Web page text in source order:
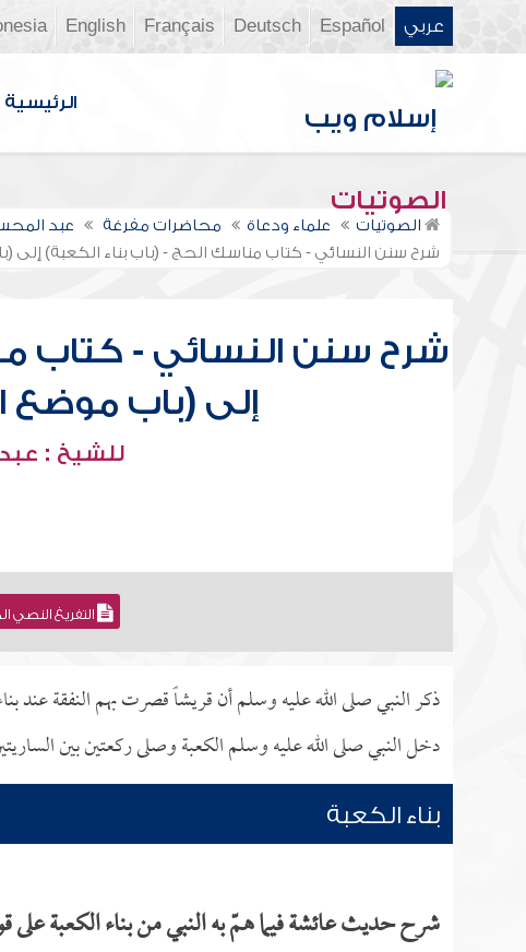
عربي Español
Deutsch
Français
English
الرئيسية
الصوتيات
الصوتيات علماء ودعاة محاضرات مفرغة عبد
شرح سنن النسائي - كتاب مناسك الحج - (باب بناء الكعبة) إلى
شرح سنن النسائي - كتاب
إلى (باب موضع
للشيخ :
التفريغ النصي
ذكر النبي صلى الله عليه وسلم أن قريشاً قصرت بهم النفقة عند
دخل النبي صلى الله عليه وسلم الكعبة وصلى ركعتين بين
بناء الكعبة
شرح حديث عائشة فيما همّ به النبي من بناء الكعبة على